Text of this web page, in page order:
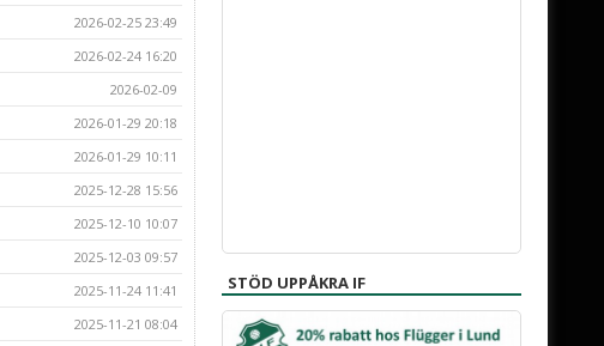
2026-02-25 23:49
2026-02-24 16:20
2026-02-09
2026-01-29 20:18
2026-01-29 10:11
2025-12-28 15:56
2025-12-10 10:07
2025-12-03 09:57
2025-11-24 11:41
2025-11-21 08:04
STÖD UPPÅKRA IF